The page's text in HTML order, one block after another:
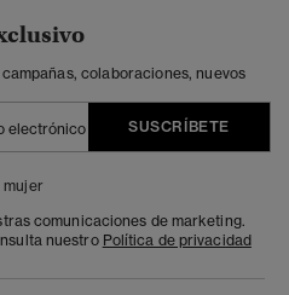
colaboraciones, nuevos
SUSCRÍBETE
mujer
comunicaciones de marketing.
nuestro Política de privacidad